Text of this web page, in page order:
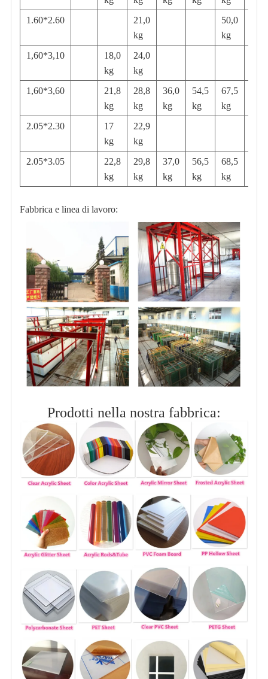
1.60*2.60
21,0
kg
50,0
kg
1,60*3,10
18,0
kg
24,0
kg
1,60*3,60
21,8
kg
28,8
kg
36,0
kg
54,5
kg
67,5
kg
2.05*2.30
17
kg
22,9
kg
2.05*3.05
22,8
kg
29,8
kg
37,0
kg
56,5
kg
68,5
kg
Fabbrica e linea di lavoro:
Prodotti nella nostra fabbrica: